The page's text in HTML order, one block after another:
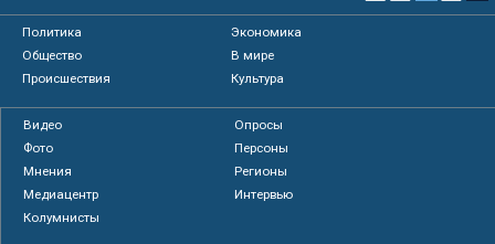
Политика
Экономика
Общество
В мире
Происшествия
Культура
Видео
Опросы
Фото
Персоны
Мнения
Регионы
Медиацентр
Интервью
Колумнисты